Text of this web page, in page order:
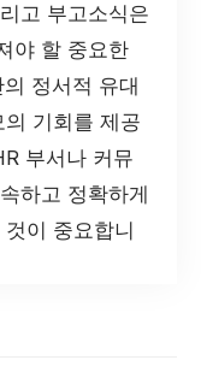
고 부고소식은
야 할 중요한
정서적 유대
기회를 제공
부서나 커뮤
하고 정확하게
이 중요합니